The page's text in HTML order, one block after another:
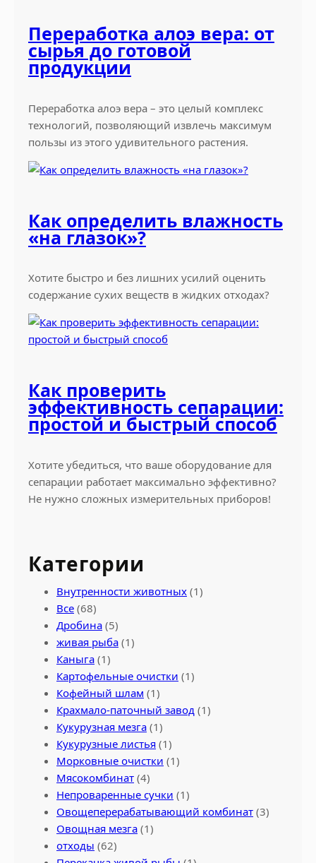
а
с
т
,
П
и
н
з
а
о
д
Переработка алоэ вера: от
сырья до готовой
продукции
Переработка алоэ вера – это целый комплекс
технологий, позволяющий извлечь максимум
пользы из этого удивительного растения.
Как определить влажность
«на глазок»?
Хотите быстро и без лишних усилий оценить
содержание сухих веществ в жидких отходах?
Как проверить
эффективность сепарации:
простой и быстрый способ
Хотите убедиться, что ваше оборудование для
сепарации работает максимально эффективно?
Не нужно сложных измерительных приборов!
Категории
Внутренности животных (1)
Все (68)
Дробина (5)
живая рыба (1)
Каныга (1)
Картофельные очистки (1)
Кофейный шлам (1)
Крахмало-паточный завод (1)
Кукурузная мезга (1)
Кукурузные листья (1)
Морковные очистки (1)
Мясокомбинат (4)
Непроваренные сучки (1)
Овощеперерабатывающий комбинат (3)
Овощная мезга (1)
отходы (62)